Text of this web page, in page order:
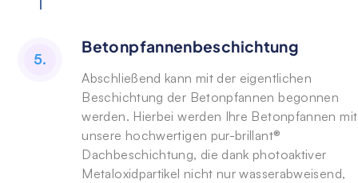
5.
Betonpfannenbeschichtung
Abschließend kann mit der eigentlichen
Beschichtung der Betonpfannen begonnen
werden. Hierbei werden Ihre Betonpfannen mit
unsere hochwertigen pur-brillant®
Dachbeschichtung, die dank photoaktiver
Metaloxidpartikel nicht nur wasserabweisend,